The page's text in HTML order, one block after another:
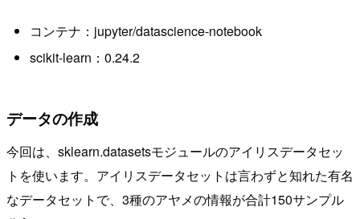
コンテナ：jupyter/datascience-notebook
scikit-learn：0.24.2
データの作成
今回は、sklearn.datasetsモジュールのアイリスデータセッ
トを使います。アイリスデータセットは言わずと知れた有名
なデータセットで、3種のアヤメの情報が合計150サンプル